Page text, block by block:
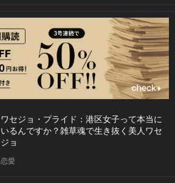
ワセジョ・プライド：港区女子って本当に
いるんですか？雑草魂で生き抜く美人ワセ
ジョ
恋愛